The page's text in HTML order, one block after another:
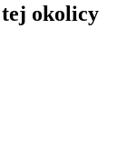
okolicy